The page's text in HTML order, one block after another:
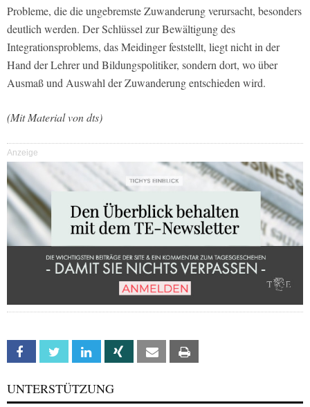
Probleme, die die ungebremste Zuwanderung verursacht, besonders
deutlich werden. Der Schlüssel zur Bewältigung des
Integrationsproblems, das Meidinger feststellt, liegt nicht in der
Hand der Lehrer und Bildungspolitiker, sondern dort, wo über
Ausmaß und Auswahl der Zuwanderung entschieden wird.
(Mit Material von dts)
Anzeige
Facebook Twitter Linkedin Xing Email
UNTERSTÜTZUNG